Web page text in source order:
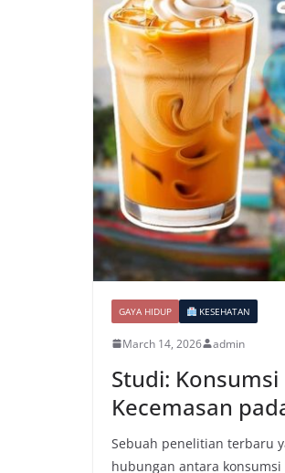
GAYA HIDUP KESEHATAN
March 14, 2026 admin
Studi:
Kecemasan
Sebuah penelitian terbaru
hubungan antara